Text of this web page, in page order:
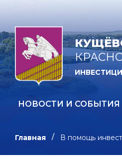
НОВОСТИ И СОБЫТИЯ
Главная В помощь